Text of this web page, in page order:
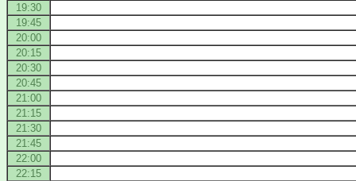
19:30
19:45
20:00
20:15
20:30
20:45
21:00
21:15
21:30
21:45
22:00
22:15